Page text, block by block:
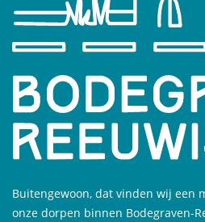
Buitengewoon, dat vinden wij een
onze dorpen binnen Bodegraven-